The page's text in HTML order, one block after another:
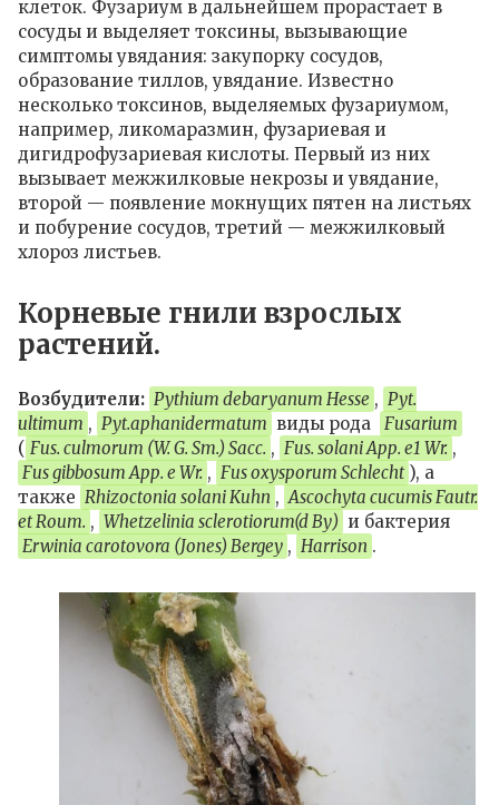
клеток. Фузариум в дальнейшем прорастает в
сосуды и выделяет токсины, вызывающие
симптомы увядания: закупорку сосудов,
образование тиллов, увядание. Известно
несколько токсинов, выделяемых фузариумом,
например, ликомаразмин, фузариевая и
дигидрофузариевая кислоты. Первый из них
вызывает межжилковые некрозы и увядание,
второй — появление мокнущих пятен на листьях
и побурение сосудов, третий — межжилковый
хлороз листьев.
Корневые гнили взрослых
растений.
Возбудители: Pythium debaryanum Hesse , Pyt.
ultimum , Pyt.aphanidermatum виды рода
Fusarium
( Fus. culmorum (W. G. Sm.) Sасс. , Fus. solani Арр. е1 Wr. ,
Fus gibbosum Арр. е Wr. , Fus oxysporum Schlecht ), а
также Rhizoctonia solani Kuhn , Ascochyta cucumis Fautr.
еt Roum. , Whetzelinia sclerotiorum(d Ву) и бактерия
Erwinia carotovora (Jones) Bergey , Harrison .